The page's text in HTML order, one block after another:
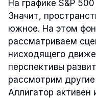
На графике S&P
Значит,
южное. На этом
рассматриваем
нисходящего
перспективы
рассмотрим
Аллигатор активен